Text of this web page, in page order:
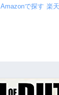
Amazonで探す 楽